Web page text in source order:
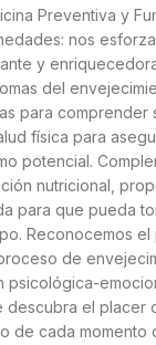
Preventiva y
nos
y
del
para comprender
física para
potencial.
nutricional,
para que pueda
Reconocemos el
de
psicológica-
descubra el placer
de cada momento